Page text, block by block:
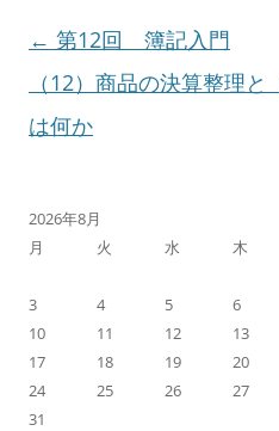
投
稿
ナ
ゲ
ー
シ
ョ
ン
← 第12回 簿記入門
（12）商品の決算整理と
は何か
2026年8月
月
火 水 木
3
4 5 6
10
11 12 13
17
18 19 20
24
25 26 27
31